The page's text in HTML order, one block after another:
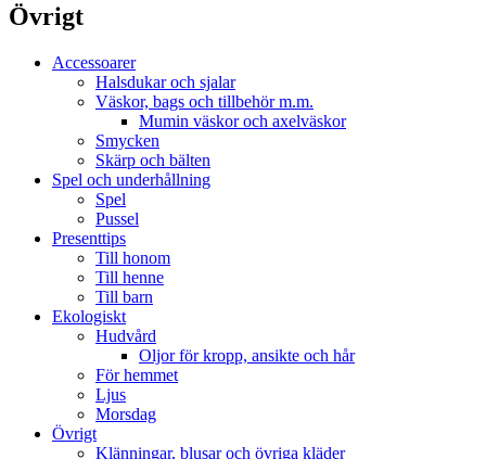
Övrigt
Accessoarer
Halsdukar och sjalar
Väskor, bags och tillbehör m.m.
Mumin väskor och axelväskor
Smycken
Skärp och bälten
Spel och underhållning
Spel
Pussel
Presenttips
Till honom
Till henne
Till barn
Ekologiskt
Hudvård
Oljor för kropp, ansikte och hår
För hemmet
Ljus
Morsdag
Övrigt
Klänningar, blusar och övriga kläder